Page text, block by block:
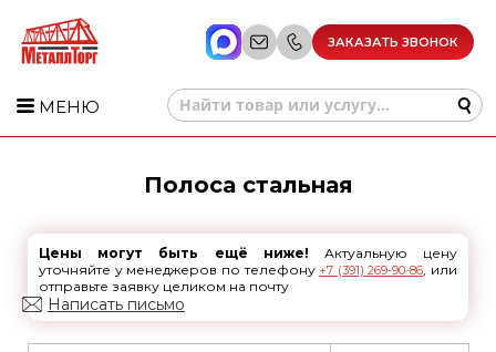
ЗАКАЗАТЬ ЗВОНОК
МЕНЮ
Полоса стальная
Цены могут быть ещё ниже! Актуальную цену
уточняйте у менеджеров по телефону +7 (391) 269-90-86, или
отправьте заявку целиком на почту
Написать письмо